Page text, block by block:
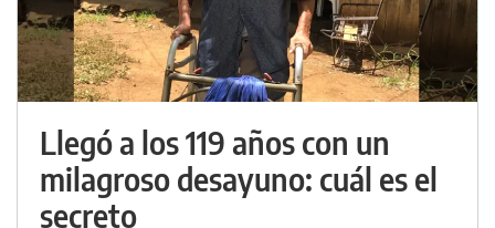
Llegó a los 119 años con un
milagroso desayuno: cuál es el
secreto